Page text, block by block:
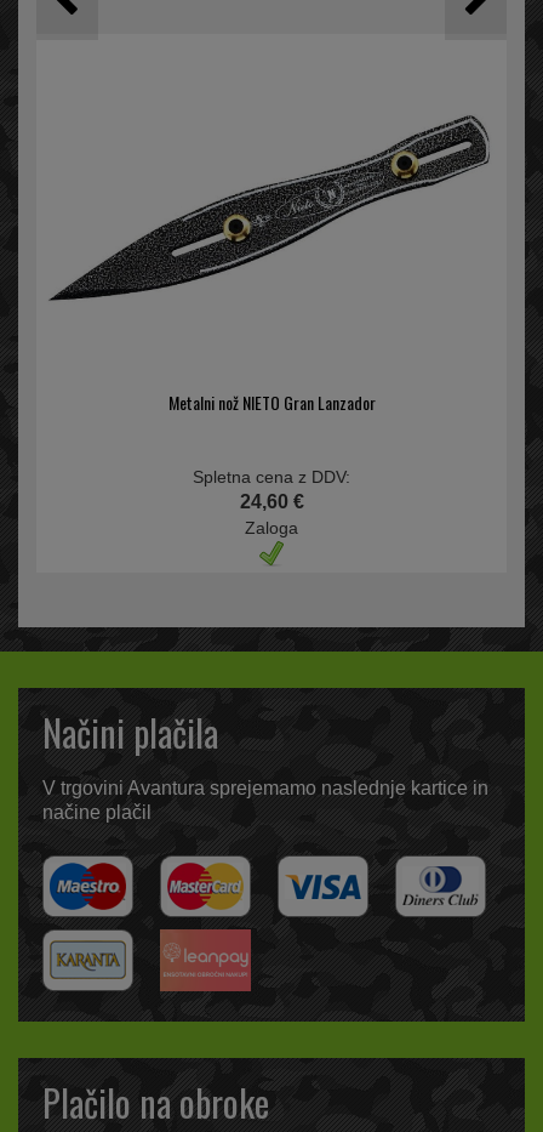
Metalni nož NIETO Gran Lanzador
Spletna cena z DDV:
24,60 €
Zaloga
Načini plačila
V trgovini Avantura sprejemamo naslednje kartice in
načine plačil
Plačilo na obroke